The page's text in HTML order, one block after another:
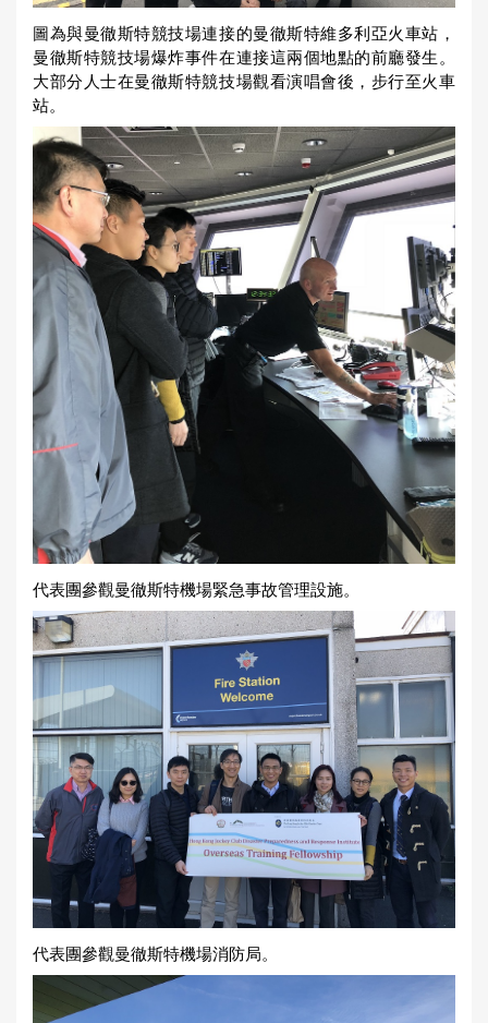
圖為與曼徹斯特競技場連接的曼徹斯特維多利亞火車站，
曼徹斯特競技場爆炸事件在連接這兩個地點的前廳發生。
大部分人士在曼徹斯特競技場觀看演唱會後，步行至火車
站。
代表團參觀曼徹斯特機場緊急事故管理設施。
代表團參觀曼徹斯特機場消防局。